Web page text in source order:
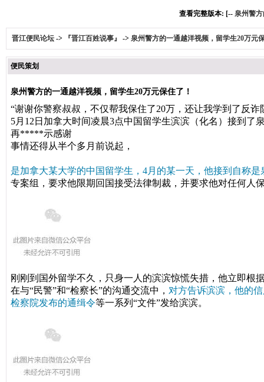
查看完整版本: [-- 泉州警
晋江便民论坛 -> 『晋江百姓说事』 -> 泉州警方的一通越洋视频，留学生20万元
便民策划
泉州警方的一通越洋视频，留学生20万元保住了！
“谢谢你警察叔叔， 不仅帮我保住了20万， 还让我学到了反诈
5月12日 加拿大时间凌晨3点中国留学生滨滨（化名） 接到了
再*****示感谢
事情还得从半个多月前说起，
是加拿大某大学的中国留学生，4月的某一天，他接到自称
专案组，要求他限期回国接受法律制裁，并要求他对任何人
刚刚到国外留学不久，只身一人的滨滨惊慌失措，他立即根
在与“民警”和“检察长”的沟通交流中， 对方告诉滨滨，他的
检察院发布的通缉令等一系列“文件”发给滨滨。